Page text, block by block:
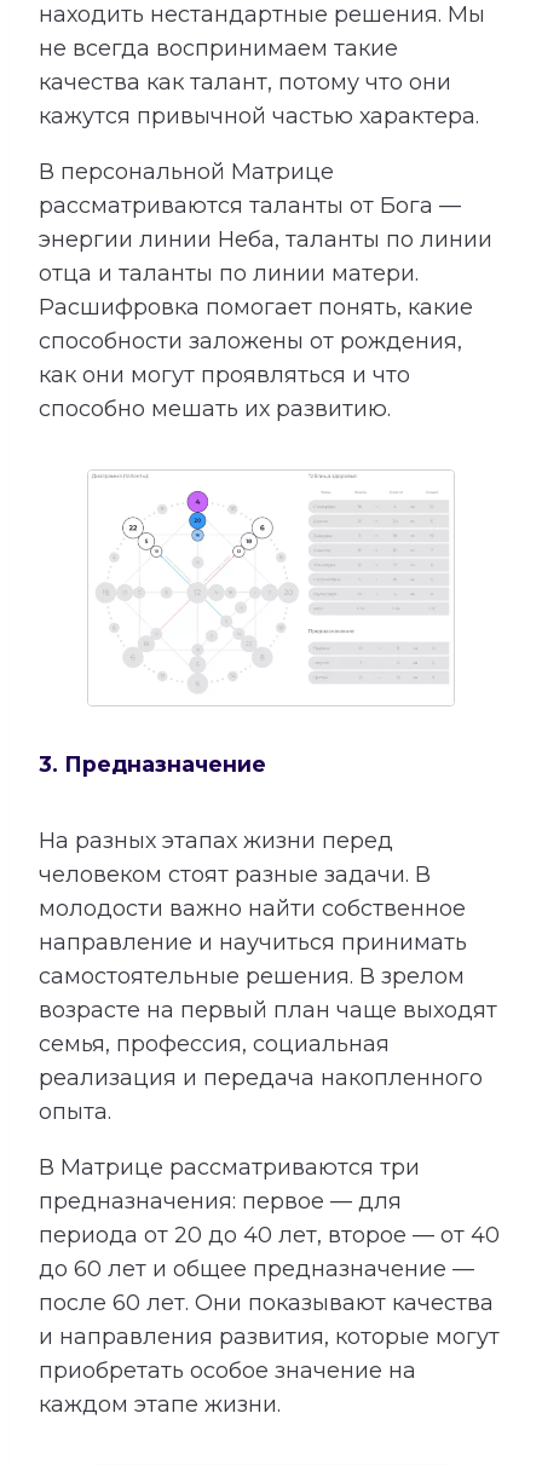
находить нестандартные решения. Мы
не всегда воспринимаем такие
качества как талант, потому что они
кажутся привычной частью характера.
В персональной Матрице
рассматриваются таланты от Бога —
энергии линии Неба, таланты по линии
отца и таланты по линии матери.
Расшифровка помогает понять, какие
способности заложены от рождения,
как они могут проявляться и что
способно мешать их развитию.
3. Предназначение
На разных этапах жизни перед
человеком стоят разные задачи. В
молодости важно найти собственное
направление и научиться принимать
самостоятельные решения. В зрелом
возрасте на первый план чаще выходят
семья, профессия, социальная
реализация и передача накопленного
опыта.
В Матрице рассматриваются три
предназначения: первое — для
периода от 20 до 40 лет, второе — от 40
до 60 лет и общее предназначение —
после 60 лет. Они показывают качества
и направления развития, которые могут
приобретать особое значение на
каждом этапе жизни.